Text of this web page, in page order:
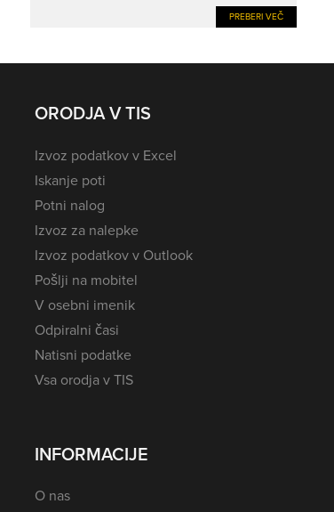
PREBERI VEČ
ORODJA V TIS
Izvoz podatkov v Excel
Iskanje poti
Potni nalog
Izvoz za nalepke
Izvoz podatkov v Outlook
Pošlji na mobitel
V osebni imenik
Odpiralni časi
Natisni podatke
Vsa orodja v TIS
INFORMACIJE
O nas